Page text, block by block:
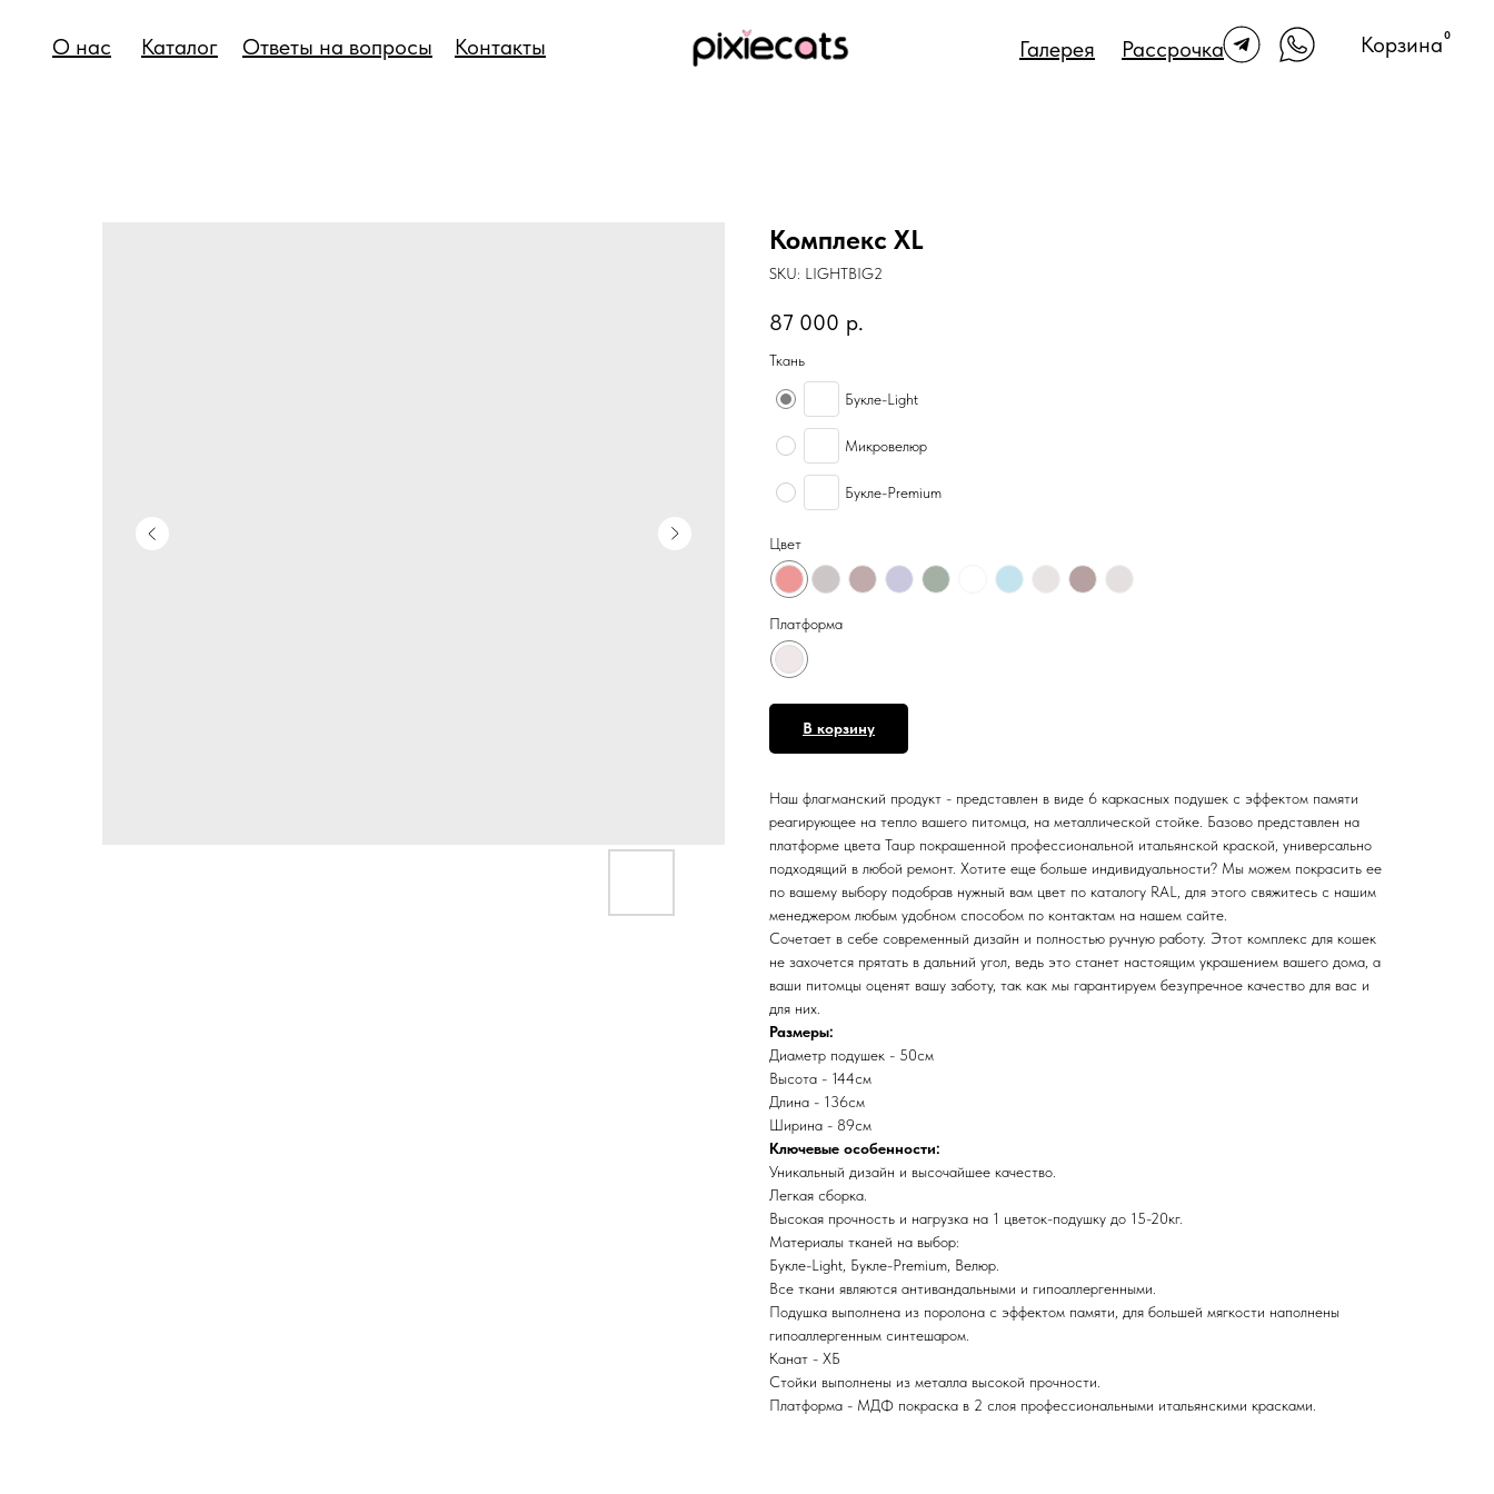
О нас Каталог Ответы на вопросы Контакты Корзина0
Рассрочка
Галерея
Комплекс XL
SKU: LIGHTBIG2
87 000 р.
Ткань
Букле-Light
Микровелюр
Букле-Premium
Цвет
Платформа
В корзину
Наш флагманский продукт - представлен в виде 6 каркасных подушек с эффектом памяти
реагирующее на тепло вашего питомца, на металлической стойке. Базово представлен на
платформе цвета Taup покрашенной профессиональной итальянской краской, универсально
подходящий в любой ремонт. Хотите еще больше индивидуальности? Мы можем покрасить ее
по вашему выбору подобрав нужный вам цвет по каталогу RAL, для этого свяжитесь с нашим
менеджером любым удобном способом по контактам на нашем сайте.
Сочетает в себе современный дизайн и полностью ручную работу. Этот комплекс для кошек
не захочется прятать в дальний угол, ведь это станет настоящим украшением вашего дома, а
ваши питомцы оценят вашу заботу, так как мы гарантируем безупречное качество для вас и
для них.
Размеры:
Диаметр подушек - 50см
Высота - 144см
Длина - 136см
Ширина - 89см
Ключевые особенности:
Уникальный дизайн и высочайшее качество.
Легкая сборка.
Высокая прочность и нагрузка на 1 цветок-подушку до 15-20кг.
Материалы тканей на выбор:
Букле-Light, Букле-Premium, Велюр.
Все ткани являются антивандальными и гипоаллергенными.
Подушка выполнена из поролона с эффектом памяти, для большей мягкости наполнены
гипоаллергенным синтешаром.
Канат - ХБ
Стойки выполнены из металла высокой прочности.
Платформа - МДФ покраска в 2 слоя профессиональными итальянскими красками.